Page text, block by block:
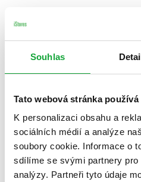
Souhlas
Tato webová stránka
K personalizaci obsahu a
sociálních médií a analýze
soubory cookie. Informace o
sdílíme se svými partnery
analýzy. Partneři tyto údaje